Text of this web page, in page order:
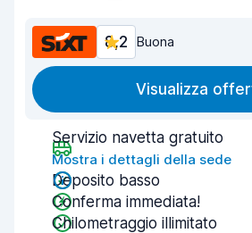
8,2 Buona
Visualizza
Servizio navetta gratuito
Mostra i dettagli della sede
Deposito basso
Conferma immediata!
Chilometraggio illimitato